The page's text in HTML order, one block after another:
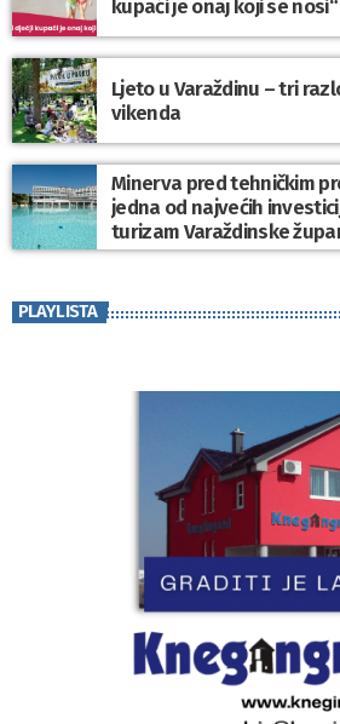
kupaći je onaj koji se nosi“
Ljeto u Varaždinu – tri
vikenda
Minerva pred tehničkim
jedna od najvećih
turizam Varaždinske
PLAYLISTA